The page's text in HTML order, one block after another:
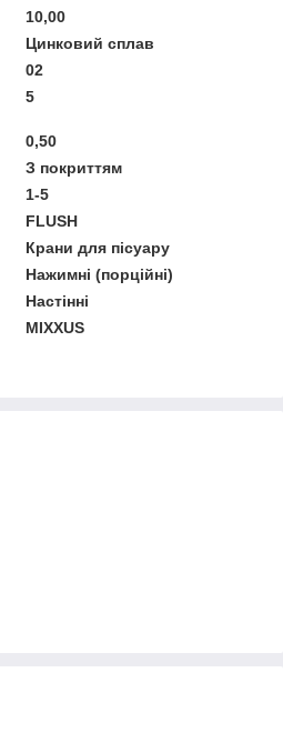
10,00
Цинковий сплав
02
5
0,50
З покриттям
1-5
FLUSH
Крани для пісуару
Нажимні (порційні)
Настінні
MIXXUS